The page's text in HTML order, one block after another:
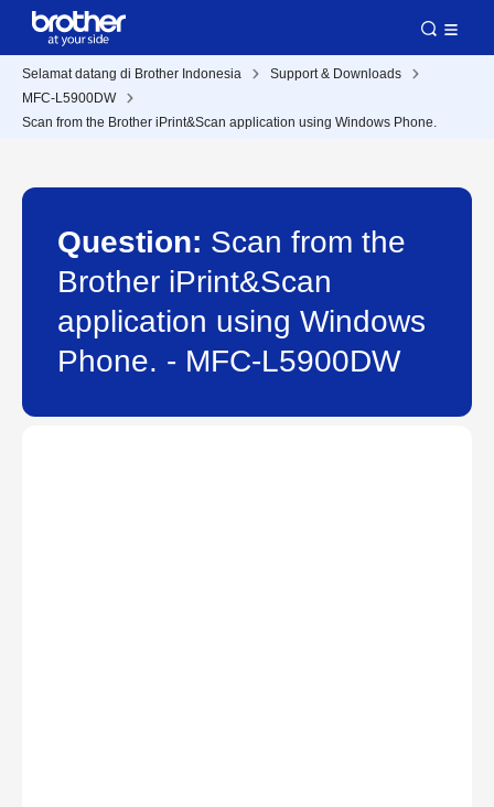
Selamat datang di Brother Indonesia
Support & Downloads
MFC-L5900DW
Scan from the Brother iPrint&Scan application using Windows Phone.
Question: Scan from the
Brother iPrint&Scan
application using Windows
Phone. - MFC-L5900DW